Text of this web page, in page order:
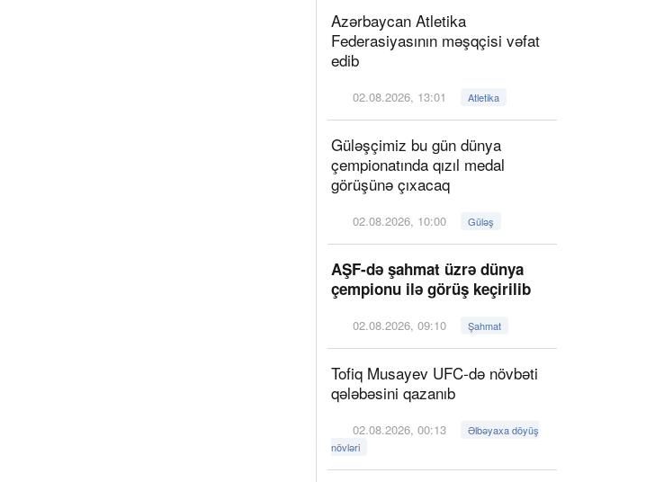
Azərbaycan Atletika
Federasiyasının məşqçisi vəfat
edib
02.08.2026, 13:01 Atletika
Güləşçimiz bu gün dünya
çempionatında qızıl medal
görüşünə çıxacaq
02.08.2026, 10:00 Güləş
AŞF-də şahmat üzrə dünya
çempionu ilə görüş keçirilib
02.08.2026, 09:10 Şahmat
Tofiq Musayev UFC-də növbəti
qələbəsini qazanıb
02.08.2026, 00:13
Əlbəyaxa döyüş
növləri